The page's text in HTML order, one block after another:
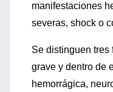
manifestaciones
severas, shock o
Se distinguen tres
grave y dentro de
hemorrágica,